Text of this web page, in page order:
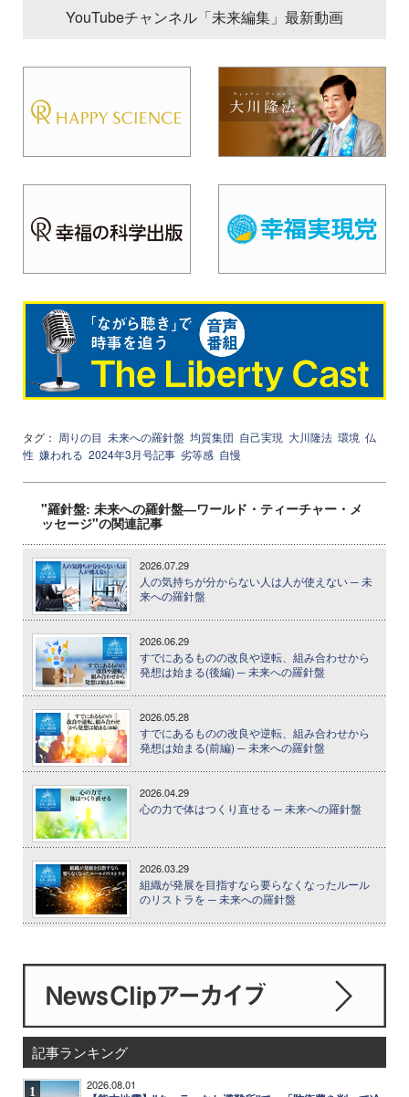
YouTubeチャンネル「未来編集」最新動画
タグ： 周りの目 未来への羅針盤 均質集団 自己実現 大川隆法 環境 仏
性 嫌われる 2024年3月号記事 劣等感 自慢
"羅針盤: 未来への羅針盤―ワールド・ティーチャー・メ
ッセージ"の関連記事
2026.07.29
人の気持ちが分からない人は人が使えない ─ 未
来への羅針盤
2026.06.29
すでにあるものの改良や逆転、組み合わせから
発想は始まる(後編) ─ 未来への羅針盤
2026.05.28
すでにあるものの改良や逆転、組み合わせから
発想は始まる(前編) ─ 未来への羅針盤
2026.04.29
心の力で体はつくり直せる ─ 未来への羅針盤
2026.03.29
組織が発展を目指すなら要らなくなったルール
のリストラを ─ 未来への羅針盤
記事ランキング
1 2026.08.01